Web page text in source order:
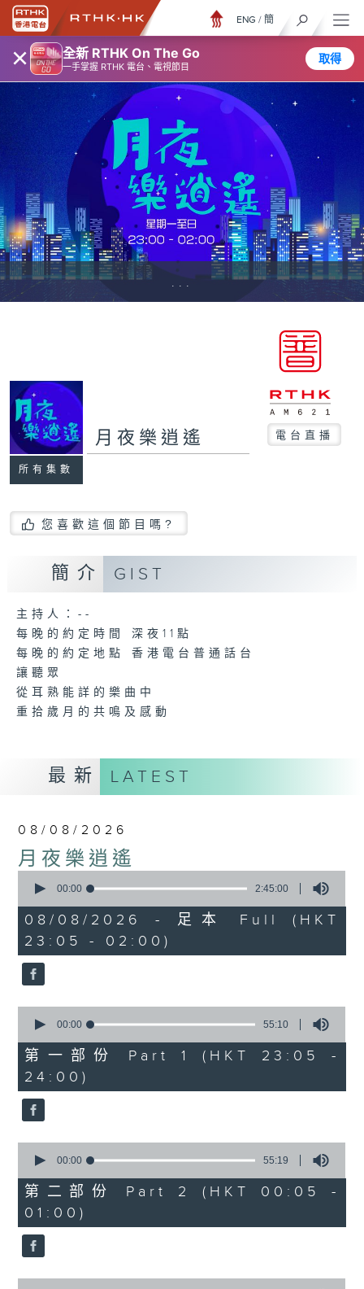
× 全新 RTHK On The Go
一手掌握 RTHK 電台、電視節目
取得
ENG / 簡
...
所有集數
月夜樂逍遙 電台直播
您喜歡這個節目嗎?
簡介 GIST
主持人：--
每晚的約定時間 深夜11點
每晚的約定地點 香港電台普通話台
讓聽眾
從耳熟能詳的樂曲中
重拾歲月的共鳴及感動
最新 LATEST
08/08/2026
月夜樂逍遙
seconds
2
hours,
45
minutes,
0
seconds
00:00 2:45:00
08/08/2026 - 足本 Full (HKT
23:05 - 02:00)
seconds
55
minutes,
10
seconds
00:00 55:10
第一部份 Part 1 (HKT 23:05 -
24:00)
seconds
55
minutes,
19
seconds
00:00 55:19
第二部份 Part 2 (HKT 00:05 -
01:00)